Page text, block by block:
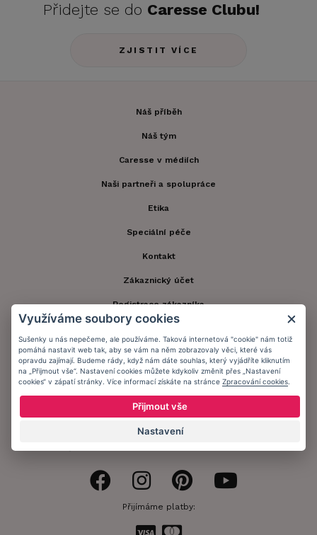
Přidejte se do Caresse Clubu!
ZJISTIT VÍCE
Náš příběh
Náš tým
Caresse v médiích
Naši partneři a spolupráce
Etika
Speciální péče
Kontakt
Zákaznický účet
Registrace zákazníka
Doprava a platba
Obchodní podmínky
Ochrana osobních údajů
Informační memorandum
Přijímáme platby:
Využíváme soubory cookies
Sušenky u nás nepečeme, ale používáme. Taková internetová "cookie" nám totiž
pomáhá nastavit web tak, aby se vám na něm zobrazovaly věci, které vás
opravdu zajímají. Budeme rády, když nám dáte souhlas, který vyjádříte kliknutím
na „Přijmout vše“. Nastavení cookies můžete kdykoliv změnit přes „Nastavení
cookies“ v zápatí stránky. Více informací získáte na stránce Zpracování cookies
Přijmout vše
Nastavení